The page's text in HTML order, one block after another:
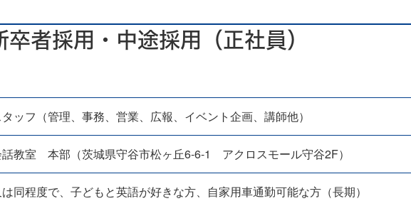
卒者採用・中途採用（正社員）
ッフ（管理、事務、営業、広報、イベント企画、講師他）
教室 本部（茨城県守谷市松ヶ丘6-6-1 アクロスモール守谷2F）
同程度で、子どもと英語が好きな方、自家用車通勤可能な方（長期）